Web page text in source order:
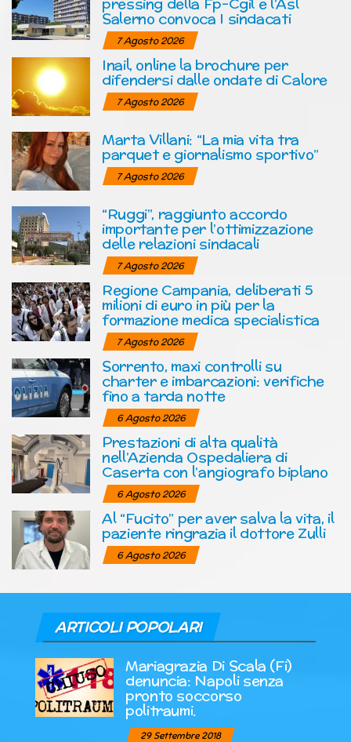
Salerno convoca I sindacati
7 Agosto 2026
Inail, online la brochure per
difendersi dalle ondate di Calore
7 Agosto 2026
Marta Villani: “La mia vita tra
parquet e giornalismo sportivo”
7 Agosto 2026
“Ruggi”, raggiunto accordo
importante per l’ottimizzazione
delle relazioni sindacali
7 Agosto 2026
Regione Campania, deliberati 5
milioni di euro in più per la
formazione medica specialistica
7 Agosto 2026
Sorrento, maxi controlli su
charter e imbarcazioni: verifiche
fino a tarda notte
6 Agosto 2026
Prestazioni di alta qualità
nell’Azienda Ospedaliera di
Caserta con l’angiografo biplano
6 Agosto 2026
Al “Fucito” per aver salva la vita, il
paziente ringrazia il dottore Zulli
6 Agosto 2026
ARTICOLI POPOLARI
Mariagrazia Di Scala (Fi)
denuncia: Napoli senza
pronto soccorso
politraumi.
29 Settembre 2018